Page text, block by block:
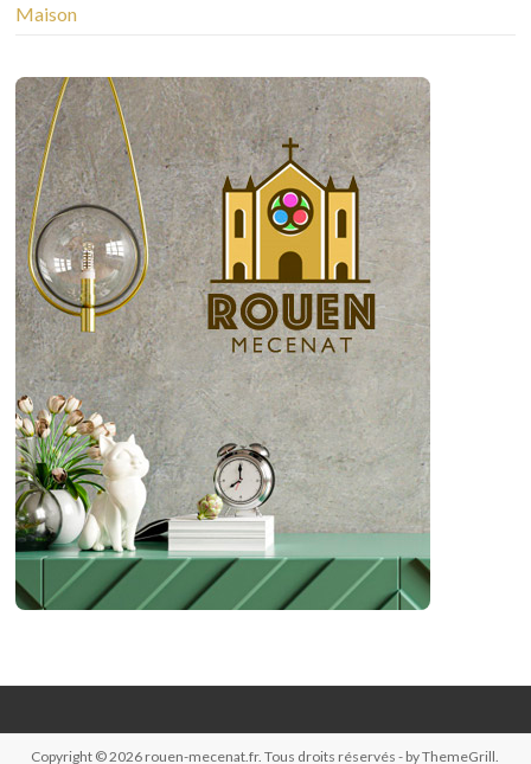
Maison
Copyright © 2026 rouen-mecenat.fr. Tous droits réservés - by ThemeGrill.